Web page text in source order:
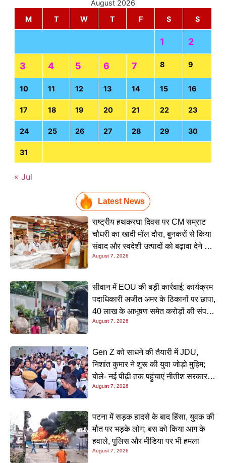
August 2026
M
T W T F S S
1 2
3 4 5 6 7 8 9
10 11 12 13 14 15 16
17 18 19 20 21 22 23
24 25 26 27 28 29 30
31
« Jul
Latest News
राष्ट्रीय हथकरघा दिवस पर CM सम्राट
चौधरी का खादी मॉल दौरा, बुनकरों से किया
संवाद और स्वदेशी उत्पादों को बढ़ावा देने की
अपील
August 7, 2026
सीवान में EOU की बड़ी कार्रवाई: कार्यक्रम
पदाधिकारी अजीत अमर के ठिकानों पर छापा,
40 लाख के आभूषण समेत करोड़ों की संपत्ति
की जांच शुरू
August 7, 2026
Gen Z को साधने की तैयारी में JDU,
निशांत कुमार ने शुरू की युवा जोड़ो मुहिम;
बोले- नई पीढ़ी तक पहुंचाएं नीतीश सरकार के
20 सालों के काम
August 7, 2026
पटना में सड़क हादसे के बाद हिंसा, युवक की
मौत पर भड़के लोग; बस को किया आग के
हवाले, पुलिस और मीडिया पर भी हमला
August 7, 2026